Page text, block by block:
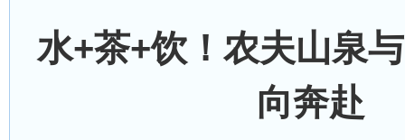
水+茶+饮！农夫山泉
向奔赴